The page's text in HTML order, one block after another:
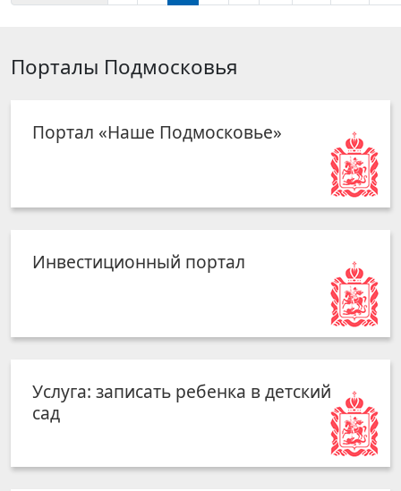
Порталы Подмосковья
Портал «Наше Подмосковье»
Инвестиционный портал
Услуга: записать ребенка в детский
сад